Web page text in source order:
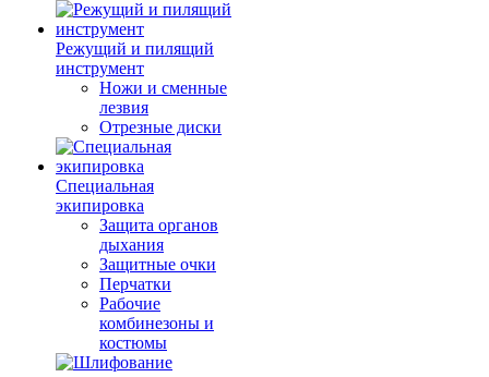
Режущий и пилящий
инструмент
Ножи и сменные
лезвия
Отрезные диски
Специальная
экипировка
Защита органов
дыхания
Защитные очки
Перчатки
Рабочие
комбинезоны и
костюмы